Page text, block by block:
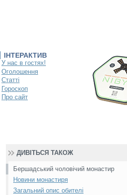
ІНТЕРАКТИВ
У нас в гостях!
Оголошення
Статті
Гороскоп
Про сайт
ДИВІТЬСЯ ТАКОЖ
Бершадський чоловічий монастир
Новини монастиря
Загальний опис обителі